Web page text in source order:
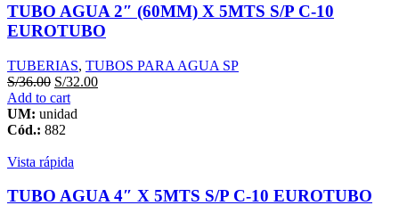
TUBO AGUA 2″ (60MM) X 5MTS S/P C-10
EUROTUBO
TUBERIAS, TUBOS PARA AGUA SP
S/36.00 S/32.00
Add to cart
UM: unidad
Cód.: 882
Vista rápida
TUBO AGUA 4″ X 5MTS S/P C-10 EUROTUBO